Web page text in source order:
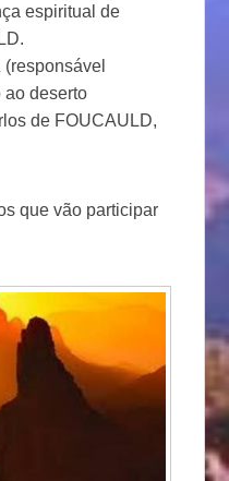
espiritual de
ao deserto
de FOUCAULD,
que vão participar